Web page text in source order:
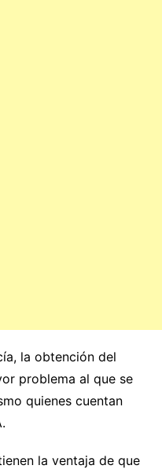
la obtención del
problema al que se
quienes cuentan
la ventaja de que